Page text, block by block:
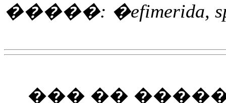
�����: �efimerida,
��� ��